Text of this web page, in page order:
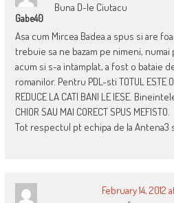
Gabe40
Buna D-le Ciutacu
Asa cum Mircea Badea a spus si are
trebuie sa ne bazam pe nimeni, numai
acum si s-a intamplat, a fost o bataie
romanilor. Pentru PDL-sti TOTUL ESTE O
REDUCE LA CATI BANI LE IESE.
CHIOR SAU MAI CORECT SPUS MEFISTO.
Tot respectul pt echipa de la Antena3
February 14, 2012 at